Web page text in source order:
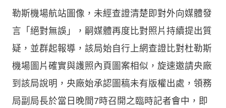
勒斯機場航站圖像，未經查證清楚即對外向媒體發
言「絕對無誤」，嗣媒體再度比對照片持續提出質
疑，並群起報導，該局始自行上網查證比對杜勒斯
機場圖片確實與護照內頁圖案相似，旋速邀請央廠
到該局說明，央廠始承認圖稿未有版權出處，領務
局副局長於當日晚間7時召開之臨時記者會中，即